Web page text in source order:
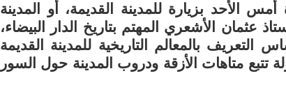
الأحد بزيارة للمدينة القديمة، أو المدينة
عثمان الأشعري المهتم بتاريخ الدار البيضاء،
التعريف بالمعالم التاريخية للمدينة القديمة
تتبع متاهات الأزقة ودروب المدينة حول السور